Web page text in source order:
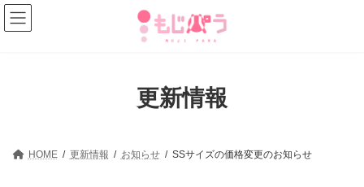
コ
ン
テ
ナ
ビ
ゲ
更新情報
HOME 更新情報 お知らせ SSサイズの価格変更のお知らせ